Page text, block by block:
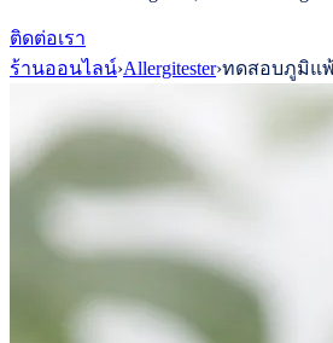
ติดต่อเรา
ร้านออนไลน์›Allergitester›ทดสอบภูมิแพ้